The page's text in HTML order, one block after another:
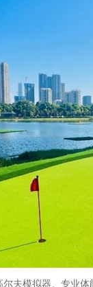
夫模拟器、专业